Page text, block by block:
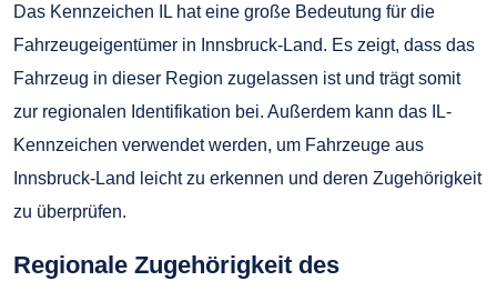
Das Kennzeichen IL hat eine große Bedeutung für die
Fahrzeugeigentümer in Innsbruck-Land. Es zeigt, dass das
Fahrzeug in dieser Region zugelassen ist und trägt somit
zur regionalen Identifikation bei. Außerdem kann das IL-
Kennzeichen verwendet werden, um Fahrzeuge aus
Innsbruck-Land leicht zu erkennen und deren Zugehörigkeit
zu überprüfen.
Regionale Zugehörigkeit des